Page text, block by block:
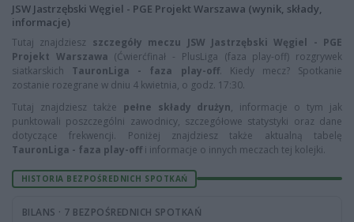
JSW Jastrzębski Węgiel - PGE Projekt Warszawa (wynik, składy,
informacje)
Tutaj znajdziesz szczegóły meczu JSW Jastrzębski Węgiel - PGE
Projekt Warszawa (Ćwierćfinał - PlusLiga (faza play-off) rozgrywek
siatkarskich TauronLiga - faza play-off. Kiedy mecz? Spotkanie
zostanie rozegrane w dniu 4 kwietnia, o godz. 17:30.
Tutaj znajdziesz także pełne składy drużyn, informacje o tym jak
punktowali poszczególni zawodnicy, szczegółowe statystyki oraz dane
dotyczące frekwencji. Poniżej znajdziesz także aktualną tabelę
TauronLiga - faza play-off i informacje o innych meczach tej kolejki.
HISTORIA BEZPOŚREDNICH SPOTKAŃ
BILANS · 7 BEZPOŚREDNICH SPOTKAŃ